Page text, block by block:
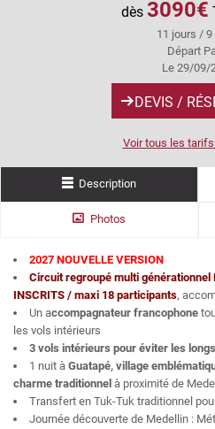
dès 3090€
11 jours / 9
Départ
Le 29/09/
DEVIS /
Voir tous les
Description
Photos
2027 NOUVELLE VERSION
Circuit regroupé multi générationnel
INSCRITS / maxi 18 participants,
Un accompagnateur francophone
les vols intérieurs
3 vols intérieurs pour éviter les
1 nuit à Guatapé, village
charme traditionnel à proximité de
Transfert en Tuk-Tuk traditionnel
Journée découverte de Medellin :